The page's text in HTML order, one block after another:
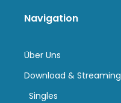
Navigation
Über Uns
Download & Streaming
Singles